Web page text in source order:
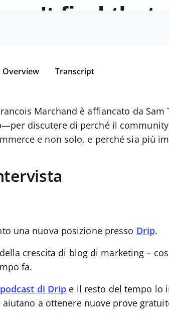
Overview Transcript
Marchand è affiancato da
discutere di perché il
e non solo, e perché sia più
una nuova posizione presso Drip.
crescita di blog di marketing –
fa.
podcast di Drip e il resto del tempo lo
a ottenere nuove prove